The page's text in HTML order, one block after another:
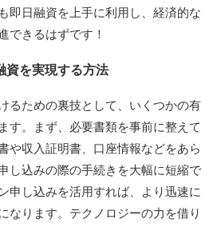
即日融資を上手に利用し、経済的な
できるはずです！
資を実現する方法
るための裏技として、いくつかの有
す。まず、必要書類を事前に整えて
や収入証明書、口座情報などをあら
し込みの際の手続きを大幅に短縮で
申し込みを活用すれば、より迅速に
なります。テクノロジーの力を借り